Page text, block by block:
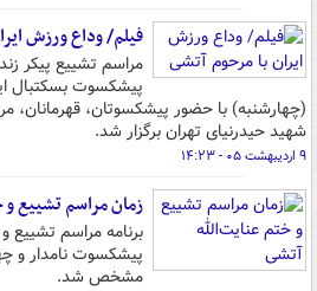
فیلم/ وداع ورزش
مراسم تشییع پیکر
پیشکسوت بسکتبال
(چهارشنبه) با حضور پیشکسوتان، قهرمانان،
شهید حیدرنیای تهران برگزار شد.
۹ اردیبهشت ۰۵ - ۱۴:۲۳
زمان مراسم تشییع
برنامه مراسم تشییع
پیشکسوت نامدار و
مشخص شد.